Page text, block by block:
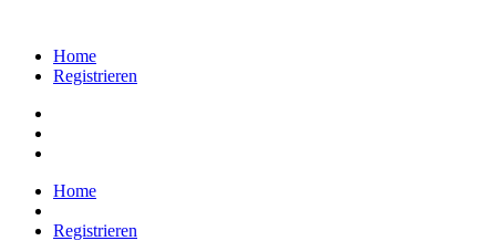
Home
Registrieren
Home
Registrieren